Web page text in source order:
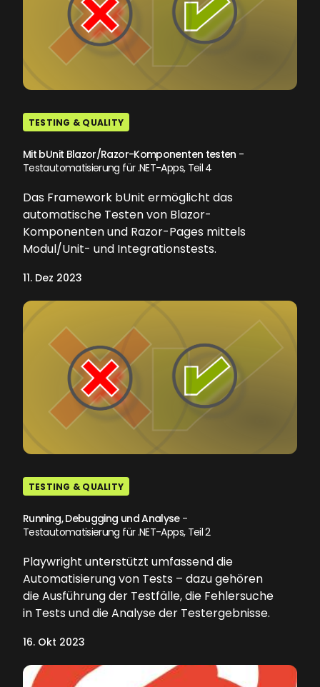
TESTING & QUALITY
Mit bUnit Blazor/Razor-Komponenten testen -
Testautomatisierung für .NET-Apps, Teil 4
Das Framework bUnit ermöglicht das
automatische Testen von Blazor-
Komponenten und Razor-Pages mittels
Modul/Unit- und Integrationstests.
11. Dez 2023
TESTING & QUALITY
Running, Debugging und Analyse -
Testautomatisierung für .NET-Apps, Teil 2
Playwright unterstützt umfassend die
Automatisierung von Tests – dazu gehören
die Ausführung der Testfälle, die Fehlersuche
in Tests und die Analyse der Testergebnisse.
16. Okt 2023